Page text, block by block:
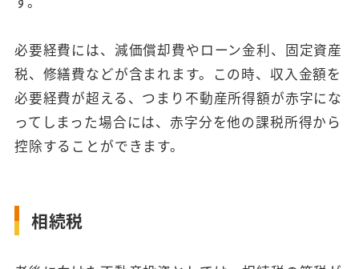
必要経費には、減価償却費やローン金利、固定資産
税、修繕費などが含まれます。この時、収入金額を
必要経費が超える、つまり不動産所得額が赤字にな
ってしまった場合には、赤字分を他の課税所得から
控除することができます。
相続税